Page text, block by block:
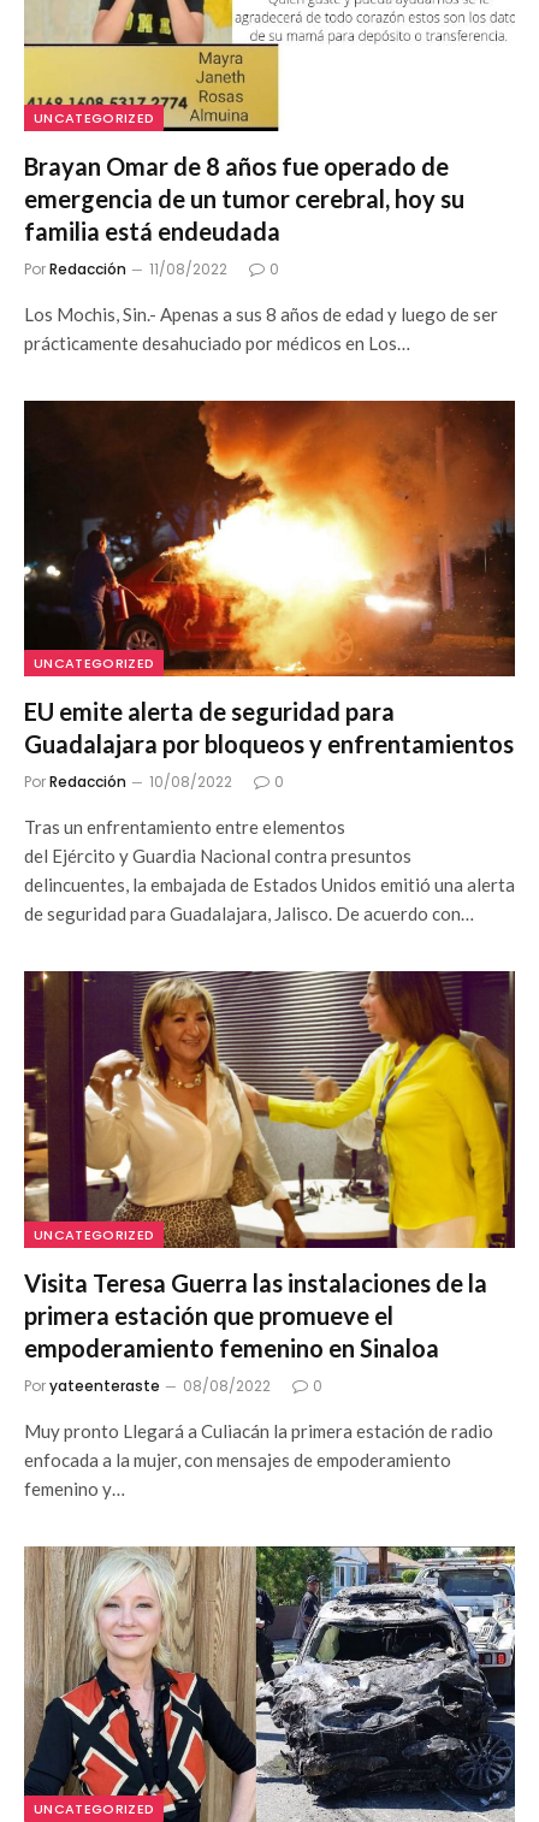
UNCATEGORIZED
Brayan Omar de 8 años fue operado de
emergencia de un tumor cerebral, hoy su
familia está endeudada
PorRedacción 11/08/2022 0
Los Mochis, Sin.- Apenas a sus 8 años de edad y luego de ser
prácticamente desahuciado por médicos en Los…
UNCATEGORIZED
EU emite alerta de seguridad para
Guadalajara por bloqueos y enfrentamientos
PorRedacción 10/08/2022 0
Tras un enfrentamiento entre elementos
del Ejército y Guardia Nacional contra presuntos
delincuentes, la embajada de Estados Unidos emitió una alerta
de seguridad para Guadalajara, Jalisco. De acuerdo con…
UNCATEGORIZED
Visita Teresa Guerra las instalaciones de la
primera estación que promueve el
empoderamiento femenino en Sinaloa
Poryateenteraste 08/08/2022 0
Muy pronto Llegará a Culiacán la primera estación de radio
enfocada a la mujer, con mensajes de empoderamiento
femenino y…
UNCATEGORIZED